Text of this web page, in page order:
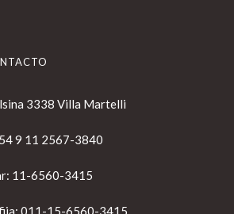
3338 Villa Martelli
9 11 2567-3840
11-6560-3415
011-15-6560-3415